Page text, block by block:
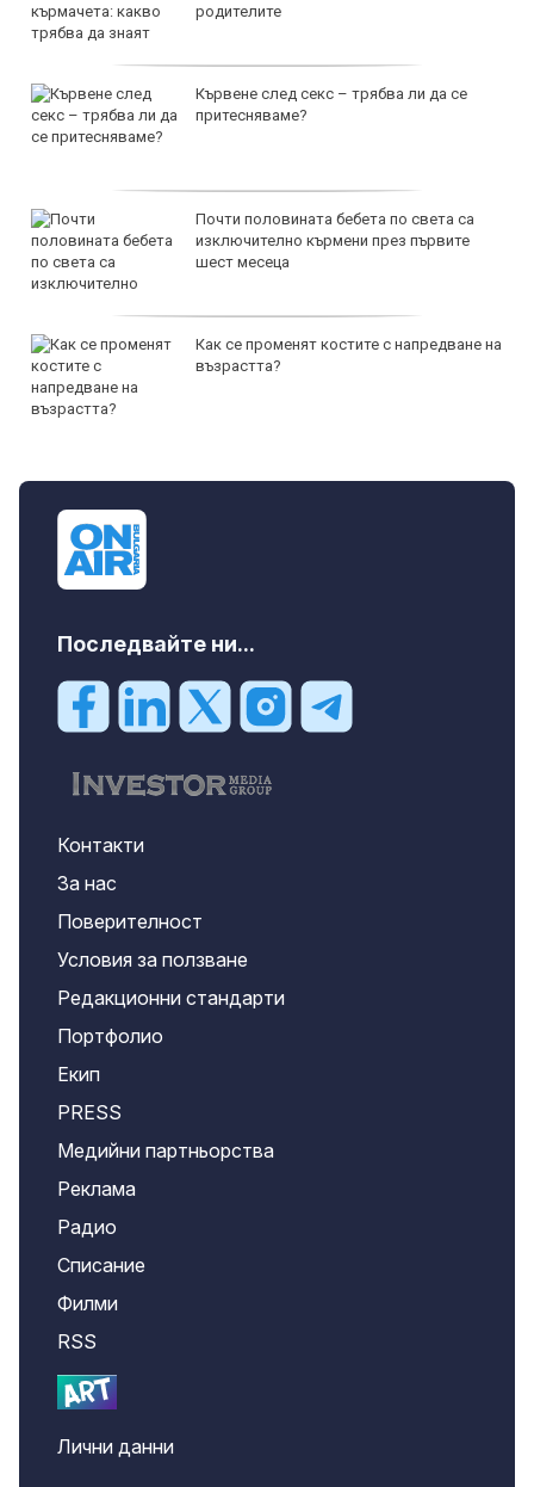
родителите
Кървене след секс – трябва ли да се
притесняваме?
Почти половината бебета по света са
изключително кърмени през първите
шест месеца
Как се променят костите с напредване на
възрастта?
Последвайте ни...
Контакти
За нас
Поверителност
Условия за ползване
Редакционни стандарти
Портфолио
Екип
PRESS
Медийни партньорства
Реклама
Радио
Списание
Филми
RSS
Лични данни